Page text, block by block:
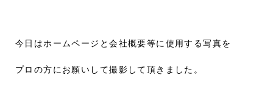
今日はホームページと会社概要等に使用する写真を
プロの方にお願いして撮影して頂きました。